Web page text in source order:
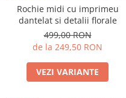
Rochie midi cu imprimeu
dantelat si detalii florale
499,00 RON
de la 249,50 RON
VEZI VARIANTE